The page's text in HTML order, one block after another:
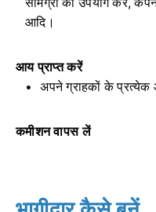
आदि।
आय प्राप्त करें
अपने ग्राहकों के प्रत्येक
कमीशन वापस लें